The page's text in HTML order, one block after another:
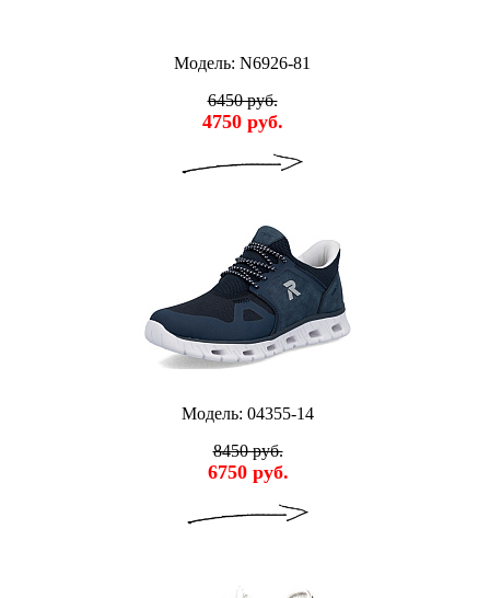
Модель: N6926-81
6450 руб.
4750 руб.
Модель: 04355-14
8450 руб.
6750 руб.